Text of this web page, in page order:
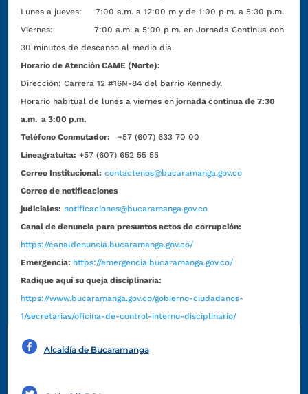
Lunes a jueves: 7:00 a.m. a 12:00 m y de 1:00 p.m. a 5:30 p.m.
Viernes: 7:00 a.m. a 5:00 p.m. en Jornada Continua con
30 minutos de descanso al medio día.
Horario de Atención CAME (Norte):
Dirección:Carrera 12 #16N-84 del barrio Kennedy.
Horario habitual de lunes a viernes en jornada continua de 7:30
a.m. a 3:00 p.m.
Teléfono Conmutador:
+57 (607) 633 70 00
Líneagratuita: +57 (607) 652 55 55
Correo Institucional: contactenos@bucaramanga.gov.co
Correo de notificaciones
judiciales: notificaciones@bucaramanga.gov.co
Canal de denuncia para presuntos actos de corrupción:
https://canaldenuncia.bucaramanga.gov.co/
Emergencia: https://emergencia.bucaramanga.gov.co/
Radique aquí su queja disciplinaria:
https://www.bucaramanga.gov.co/gobierno-ciudadanos-
1/secretarias/oficina-de-control-interno-disciplinario/
Alcaldía de Bucaramanga